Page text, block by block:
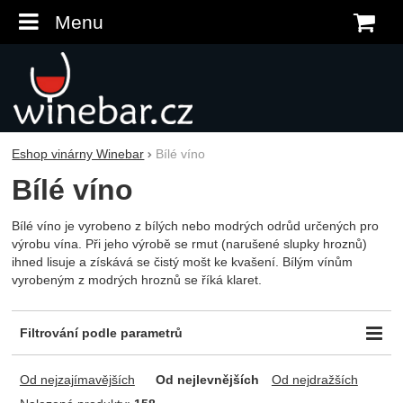
Menu
Eshop vinárny Winebar Bílé víno
Bílé víno
Bílé víno je vyrobeno z bílých nebo modrých odrůd určených pro
výrobu vína. Při jeho výrobě se rmut (narušené slupky hroznů)
ihned lisuje a získává se čistý mošt ke kvašení. Bílým vínům
vyrobeným z modrých hroznů se říká klaret.
Filtrování podle parametrů
-
Odrůda
Alvarinho
Obsah zbytkového cukru
suché
Od nejzajímavějších Od nejlevnějších
Od nejdražších